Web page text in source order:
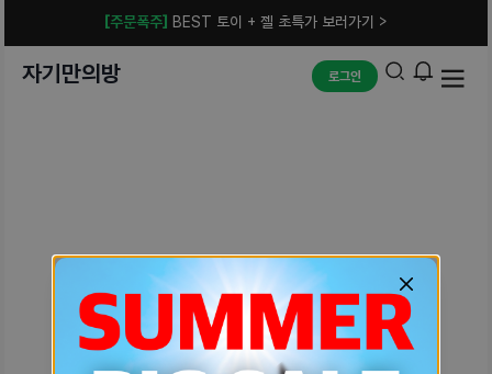
[주문폭주] BEST 토이 + 젤 초특가 보러가기 >
자기만의방 로그인
예상치 못한 에러입니다.